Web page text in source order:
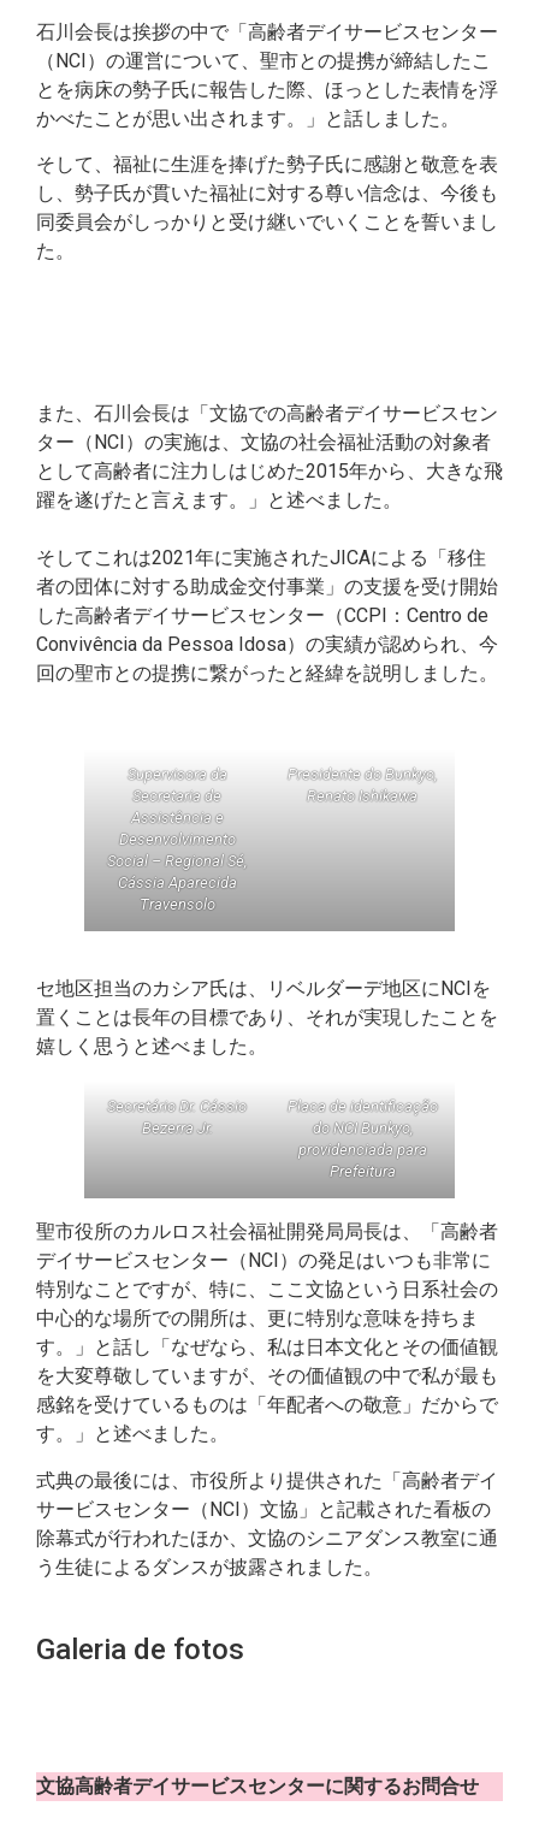
石川会長は挨拶の中で「高齢者デイサービスセンター
（NCI）の運営について、聖市との提携が締結したこ
とを病床の勢子氏に報告した際、ほっとした表情を浮
かべたことが思い出されます。」と話しました。
そして、福祉に生涯を捧げた勢子氏に感謝と敬意を表
し、勢子氏が貫いた福祉に対する尊い信念は、今後も
同委員会がしっかりと受け継いでいくことを誓いまし
た。
また、石川会長は「文協での高齢者デイサービスセン
ター（NCI）の実施は、文協の社会福祉活動の対象者
として高齢者に注力しはじめた2015年から、大きな飛
躍を遂げたと言えます。」と述べました。
そしてこれは2021年に実施されたJICAによる「移住
者の団体に対する助成金交付事業」の支援を受け開始
した高齢者デイサービスセンター（CCPI：Centro de
Convivência da Pessoa Idosa）の実績が認められ、今
回の聖市との提携に繋がったと経緯を説明しました。
Supervisora da
Secretaria de
Assistência e
Desenvolvimento
Social – Regional Sé,
Cássia Aparecida
Travensolo
Presidente do Bunkyo,
Renato Ishikawa
セ地区担当のカシア氏は、リベルダーデ地区にNCIを
置くことは長年の目標であり、それが実現したことを
嬉しく思うと述べました。
Secretário Dr. Cássio
Bezerra Jr.
Placa de identificação
do NCI Bunkyo,
providenciada para
Prefeitura
聖市役所のカルロス社会福祉開発局局長は、「高齢者
デイサービスセンター（NCI）の発足はいつも非常に
特別なことですが、特に、ここ文協という日系社会の
中心的な場所での開所は、更に特別な意味を持ちま
す。」と話し「なぜなら、私は日本文化とその価値観
を大変尊敬していますが、その価値観の中で私が最も
感銘を受けているものは「年配者への敬意」だからで
す。」と述べました。
式典の最後には、市役所より提供された「高齢者デイ
サービスセンター（NCI）文協」と記載された看板の
除幕式が行われたほか、文協のシニアダンス教室に通
う生徒によるダンスが披露されました。
Galeria de fotos
文協高齢者デイサービスセンターに関するお問合せ